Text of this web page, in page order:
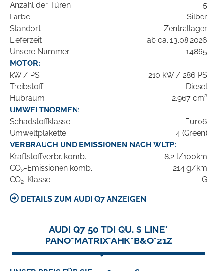
Anzahl der Türen
5
Farbe
Silber
Standort
Zentrallager
Lieferzeit
ab ca. 13.08.2026
Unsere Nummer
14865
MOTOR:
kW / PS
210 kW / 286 PS
Treibstoff
Diesel
Hubraum
2.967 cm³
UMWELTNORMEN:
Schadstoffklasse
Euro6
Umweltplakette
4 (Green)
VERBRAUCH UND EMISSIONEN NACH WLTP:
Kraftstoffverbr. komb.
8,2 l/100km
CO2-Emissionen komb.
214 g/km
CO2-Klasse G
DETAILS ZUM AUDI Q7 ANZEIGEN
AUDI Q7 50 TDI QU. S LINE*
PANO*MATRIX*AHK*B&O*21Z